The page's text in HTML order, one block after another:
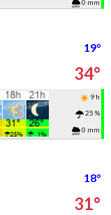
0 mm
19°
34°
9 h
25 %
0 mm
18°
31°